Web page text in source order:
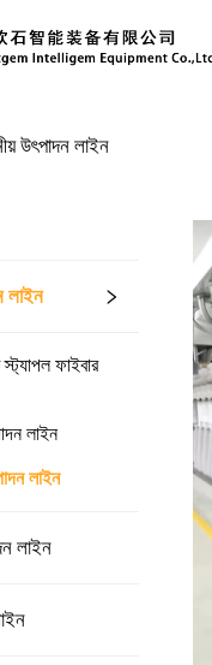
উৎপাদন লাইন
লাইন
ফাইবার
লাইন
লাইন
লাইন